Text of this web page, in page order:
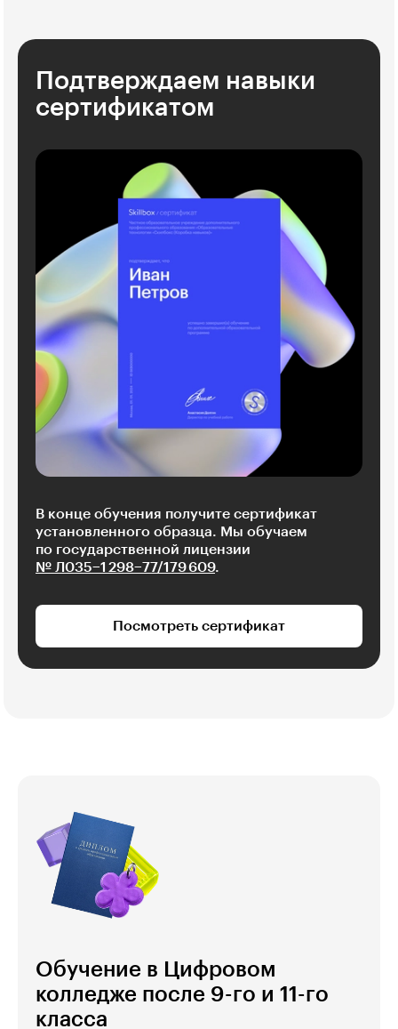
Подтверждаем навыки
сертификатом
В конце обучения получите сертификат
установленного образца. Мы обучаем
по государственной лицензии
№ Л035−1 298−77/179 609.
Посмотреть сертификат
Обучение в Цифровом
колледже после 9-го и 11-го
класса